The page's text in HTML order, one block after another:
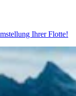
Ihrer Flotte!